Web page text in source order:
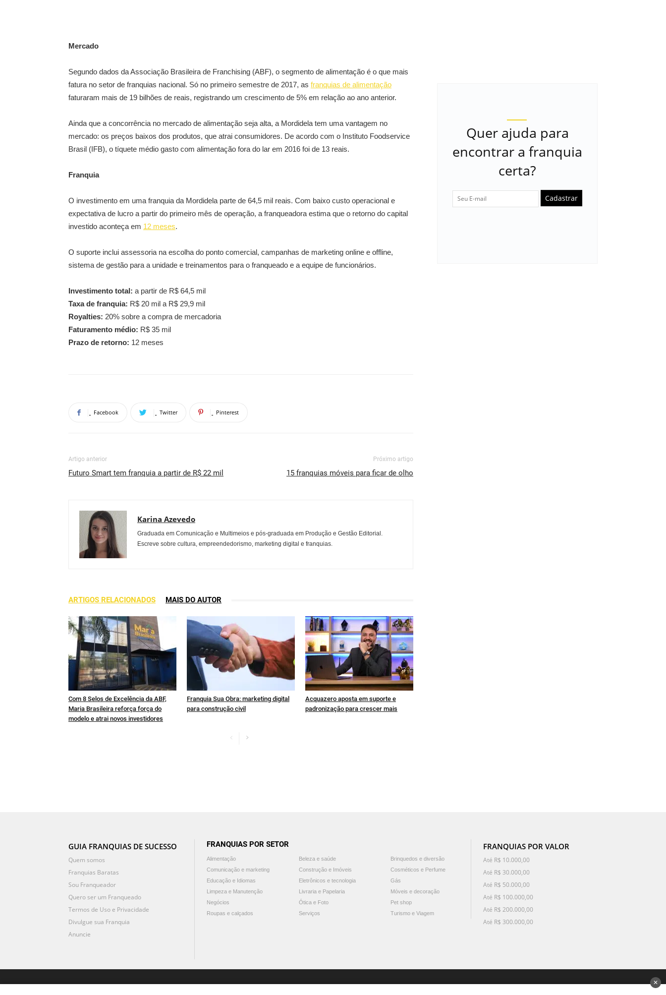
Mercado
Segundo dados da Associação Brasileira de Franchising (ABF), o segmento de alimentação é o que mais
fatura no setor de franquias nacional. Só no primeiro semestre de 2017, as franquias de alimentação
faturaram mais de 19 bilhões de reais, registrando um crescimento de 5% em relação ao ano anterior.
Ainda que a concorrência no mercado de alimentação seja alta, a Mordidela tem uma vantagem no
mercado: os preços baixos dos produtos, que atrai consumidores. De acordo com o Instituto Foodservice
Brasil (IFB), o tíquete médio gasto com alimentação fora do lar em 2016 foi de 13 reais.
Franquia
O investimento em uma franquia da Mordidela parte de 64,5 mil reais. Com baixo custo operacional e
expectativa de lucro a partir do primeiro mês de operação, a franqueadora estima que o retorno do capital
investido aconteça em 12 meses.
O suporte inclui assessoria na escolha do ponto comercial, campanhas de marketing online e offline,
sistema de gestão para a unidade e treinamentos para o franqueado e a equipe de funcionários.
Investimento total: a partir de R$ 64,5 mil
Taxa de franquia: R$ 20 mil a R$ 29,9 mil
Royalties: 20% sobre a compra de mercadoria
Faturamento médio: R$ 35 mil
Prazo de retorno: 12 meses
Facebook Twitter Pinterest
Artigo anterior
Futuro Smart tem franquia a partir de R$ 22 mil
Próximo artigo
15 franquias móveis para ficar de olho
Karina Azevedo
Graduada em Comunicação e Multimeios e pós-graduada em Produção e Gestão Editorial.
Escreve sobre cultura, empreendedorismo, marketing digital e franquias.
ARTIGOS RELACIONADOS MAIS DO AUTOR
Com 8 Selos de Excelência da ABF,
Maria Brasileira reforça força do
modelo e atrai novos investidores
Franquia Sua Obra: marketing digital
para construção civil
Acquazero aposta em suporte e
padronização para crescer mais
Quer ajuda para
encontrar a franquia
certa?
Cadastrar
GUIA FRANQUIAS DE SUCESSO
Quem somos
Franquias Baratas
Sou Franqueador
Quero ser um Franqueado
Termos de Uso e Privacidade
Divulgue sua Franquia
Anuncie
FRANQUIAS POR SETOR
Alimentação Beleza e saúde
Brinquedos e diversão
Comunicação e marketing
Construção e Imóveis
Cosméticos e Perfume
Educação e Idiomas
Eletrônicos e tecnologia
Gás
Limpeza e Manutenção
Livraria e Papelaria
Móveis e decoração
Negócios
Ótica e Foto
Pet shop
Roupas e calçados
Serviços Turismo e Viagem
FRANQUIAS POR VALOR
Até R$ 10.000,00
Até R$ 30.000,00
Até R$ 50.000,00
Até R$ 100.000,00
Até R$ 200.000,00
Até R$ 300.000,00
✕